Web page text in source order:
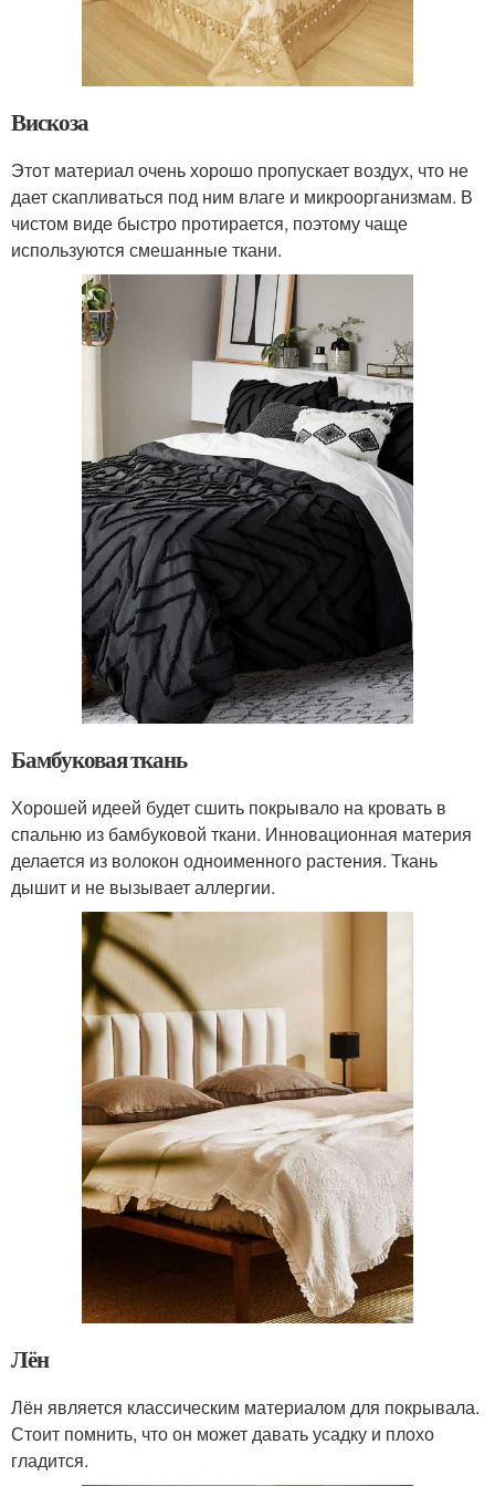
Вискоза
Этот материал очень хорошо пропускает воздух, что не
дает скапливаться под ним влаге и микроорганизмам. В
чистом виде быстро протирается, поэтому чаще
используются смешанные ткани.
Бамбуковая ткань
Хорошей идеей будет сшить покрывало на кровать в
спальню из бамбуковой ткани. Инновационная материя
делается из волокон одноименного растения. Ткань
дышит и не вызывает аллергии.
Лён
Лён является классическим материалом для покрывала.
Стоит помнить, что он может давать усадку и плохо
гладится.